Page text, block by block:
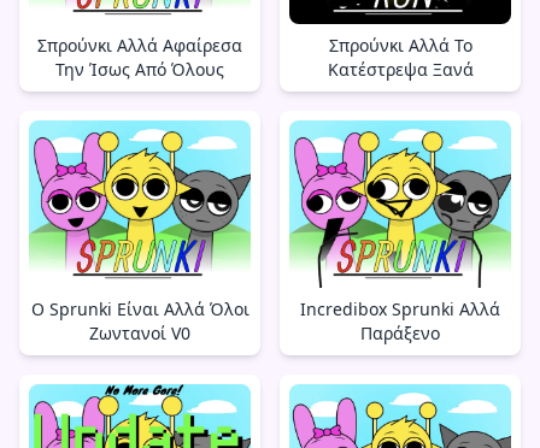
Σπρούνκι Αλλά Αφαίρεσα
Την Ίσως Από Όλους
Σπρούνκι Αλλά Το
Κατέστρεψα Ξανά
Ο Sprunki Είναι Αλλά Όλοι
Ζωντανοί V0
Incredibox Sprunki Αλλά
Παράξενο